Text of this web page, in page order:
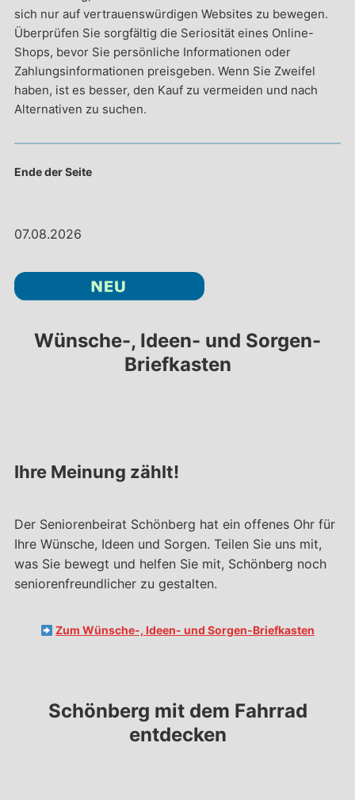
07.08.2026
Wünsche-, Ideen- und Sorgen-
Briefkasten
Ihre Meinung zählt!
Der Seniorenbeirat Schönberg hat ein offenes Ohr für
Ihre Wünsche, Ideen und Sorgen. Teilen Sie uns mit,
was Sie bewegt und helfen Sie mit, Schönberg noch
seniorenfreundlicher zu gestalten.
Zum Wünsche-, Ideen- und Sorgen-Briefkasten
Schönberg mit dem Fahrrad
entdecken
sich nur auf vertrauenswürdigen Websites zu bewegen.
Überprüfen Sie sorgfältig die Seriosität eines Online-
Shops, bevor Sie persönliche Informationen oder
Zahlungsinformationen preisgeben. Wenn Sie Zweifel
haben, ist es besser, den Kauf zu vermeiden und nach
Alternativen zu suchen.
Ende der Seite